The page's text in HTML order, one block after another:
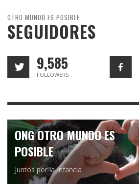
OTRO MUNDO ES POSIBLE
SEGUIDORES
9,585
FOLLOWERS
ONG OTRO MUNDO ES
POSIBLE
Juntos por la Infancia